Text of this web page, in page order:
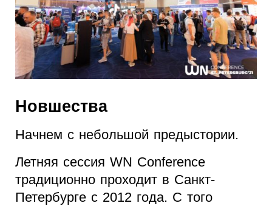
Новшества
Начнем с небольшой предыстории.
Летняя сессия WN Conference
традиционно проходит в Санкт-
Петербурге с 2012 года. С того